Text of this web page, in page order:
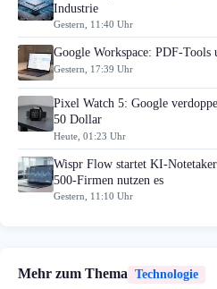
Industrie
Gestern, 11:40 Uhr
Google Workspace: PDF-
Gestern, 17:39 Uhr
Pixel Watch 5: Google
50 Dollar
Heute, 01:23 Uhr
Wispr Flow startet KI-
500-Firmen nutzen es
Gestern, 11:10 Uhr
Mehr zum Thema Technologie